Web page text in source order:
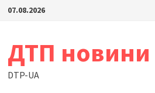
Skip07.08.2026
ДТП новини
DTP-UA